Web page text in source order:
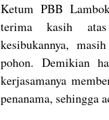
Ketum PBB
terima kasih atas
kesibukannya,
pohon. Demikian
kerjasamanya
penanama, sehingga